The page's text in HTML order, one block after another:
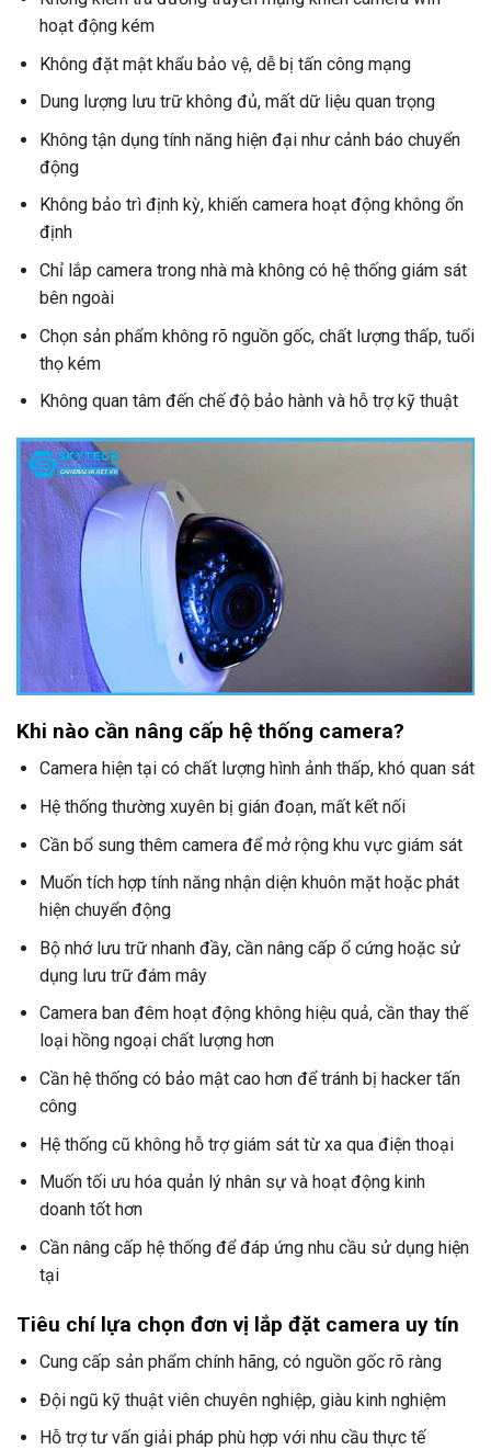
hoạt động kém
Không đặt mật khẩu bảo vệ, dễ bị tấn công mạng
Dung lượng lưu trữ không đủ, mất dữ liệu quan trọng
Không tận dụng tính năng hiện đại như cảnh báo chuyển
động
Không bảo trì định kỳ, khiến camera hoạt động không ổn
định
Chỉ lắp camera trong nhà mà không có hệ thống giám sát
bên ngoài
Chọn sản phẩm không rõ nguồn gốc, chất lượng thấp, tuổi
thọ kém
Không quan tâm đến chế độ bảo hành và hỗ trợ kỹ thuật
Khi nào cần nâng cấp hệ thống camera?
Camera hiện tại có chất lượng hình ảnh thấp, khó quan sát
Hệ thống thường xuyên bị gián đoạn, mất kết nối
Cần bổ sung thêm camera để mở rộng khu vực giám sát
Muốn tích hợp tính năng nhận diện khuôn mặt hoặc phát
hiện chuyển động
Bộ nhớ lưu trữ nhanh đầy, cần nâng cấp ổ cứng hoặc sử
dụng lưu trữ đám mây
Camera ban đêm hoạt động không hiệu quả, cần thay thế
loại hồng ngoại chất lượng hơn
Cần hệ thống có bảo mật cao hơn để tránh bị hacker tấn
công
Hệ thống cũ không hỗ trợ giám sát từ xa qua điện thoại
Muốn tối ưu hóa quản lý nhân sự và hoạt động kinh
doanh tốt hơn
Cần nâng cấp hệ thống để đáp ứng nhu cầu sử dụng hiện
tại
Tiêu chí lựa chọn đơn vị lắp đặt camera uy tín
Cung cấp sản phẩm chính hãng, có nguồn gốc rõ ràng
Đội ngũ kỹ thuật viên chuyên nghiệp, giàu kinh nghiệm
Hỗ trợ tư vấn giải pháp phù hợp với nhu cầu thực tế